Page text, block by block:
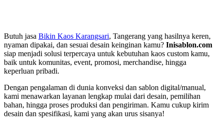
Butuh jasa Bikin Kaos Karangsari, Tangerang yang hasilnya keren,
nyaman dipakai, dan sesuai desain keinginan kamu? Inisablon.com
siap menjadi solusi terpercaya untuk kebutuhan kaos custom kamu,
baik untuk komunitas, event, promosi, merchandise, hingga
keperluan pribadi.
Dengan pengalaman di dunia konveksi dan sablon digital/manual,
kami menawarkan layanan lengkap mulai dari desain, pemilihan
bahan, hingga proses produksi dan pengiriman. Kamu cukup kirim
desain dan spesifikasi, kami yang akan urus sisanya!